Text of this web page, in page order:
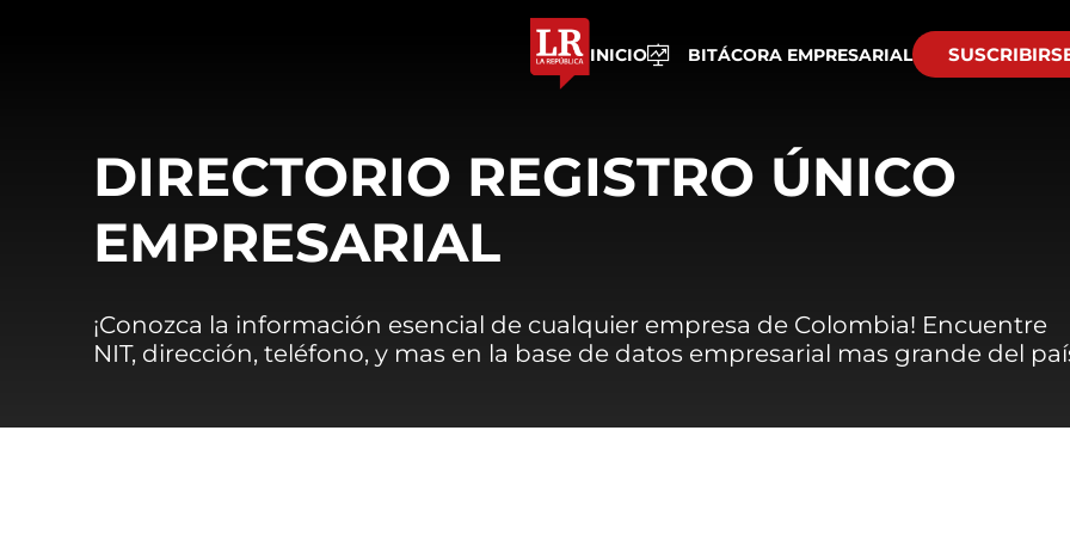
INICIO BITÁCORA EMPRESARIAL
DIRECTORIO REGISTRO ÚNICO
EMPRESARIAL
¡Conozca la información esencial de cualquier empresa de Colombia! Encuentre
NIT, dirección, teléfono, y mas en la base de datos empresarial mas grande del